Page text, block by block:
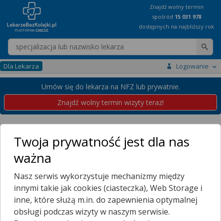
Znajdź wolny termin
spośród 15 031 978
dostępnych na najbliższy rok
Wpisz nazwę lekarza
Dla Lekarza Logowanie
Umów się do lekarza na NFZ lub prywatnie.
Znajdź wolny termin wizyty teraz!
Placówki
Przychodnie w Legionowie
Wybierz dzielnicę
BUKOWIEC
BUKOWIEC DRUGI
BUKOWIEC PIERWSZY
CEGIELNIA
Twoja prywatność jest dla nas
ważna
Nasz serwis wykorzystuje mechanizmy między
innymi takie jak cookies (ciasteczka), Web Storage i
inne, które służą m.in. do zapewnienia optymalnej
obsługi podczas wizyty w naszym serwisie.